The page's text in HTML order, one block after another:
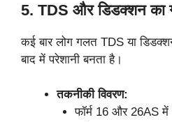
5. TDS और डिडक्शन का
कई बार लोग गलत TDS या
बाद में परेशानी बनता है।
तकनीकी विवरण:
फॉर्म 16 और 26AS